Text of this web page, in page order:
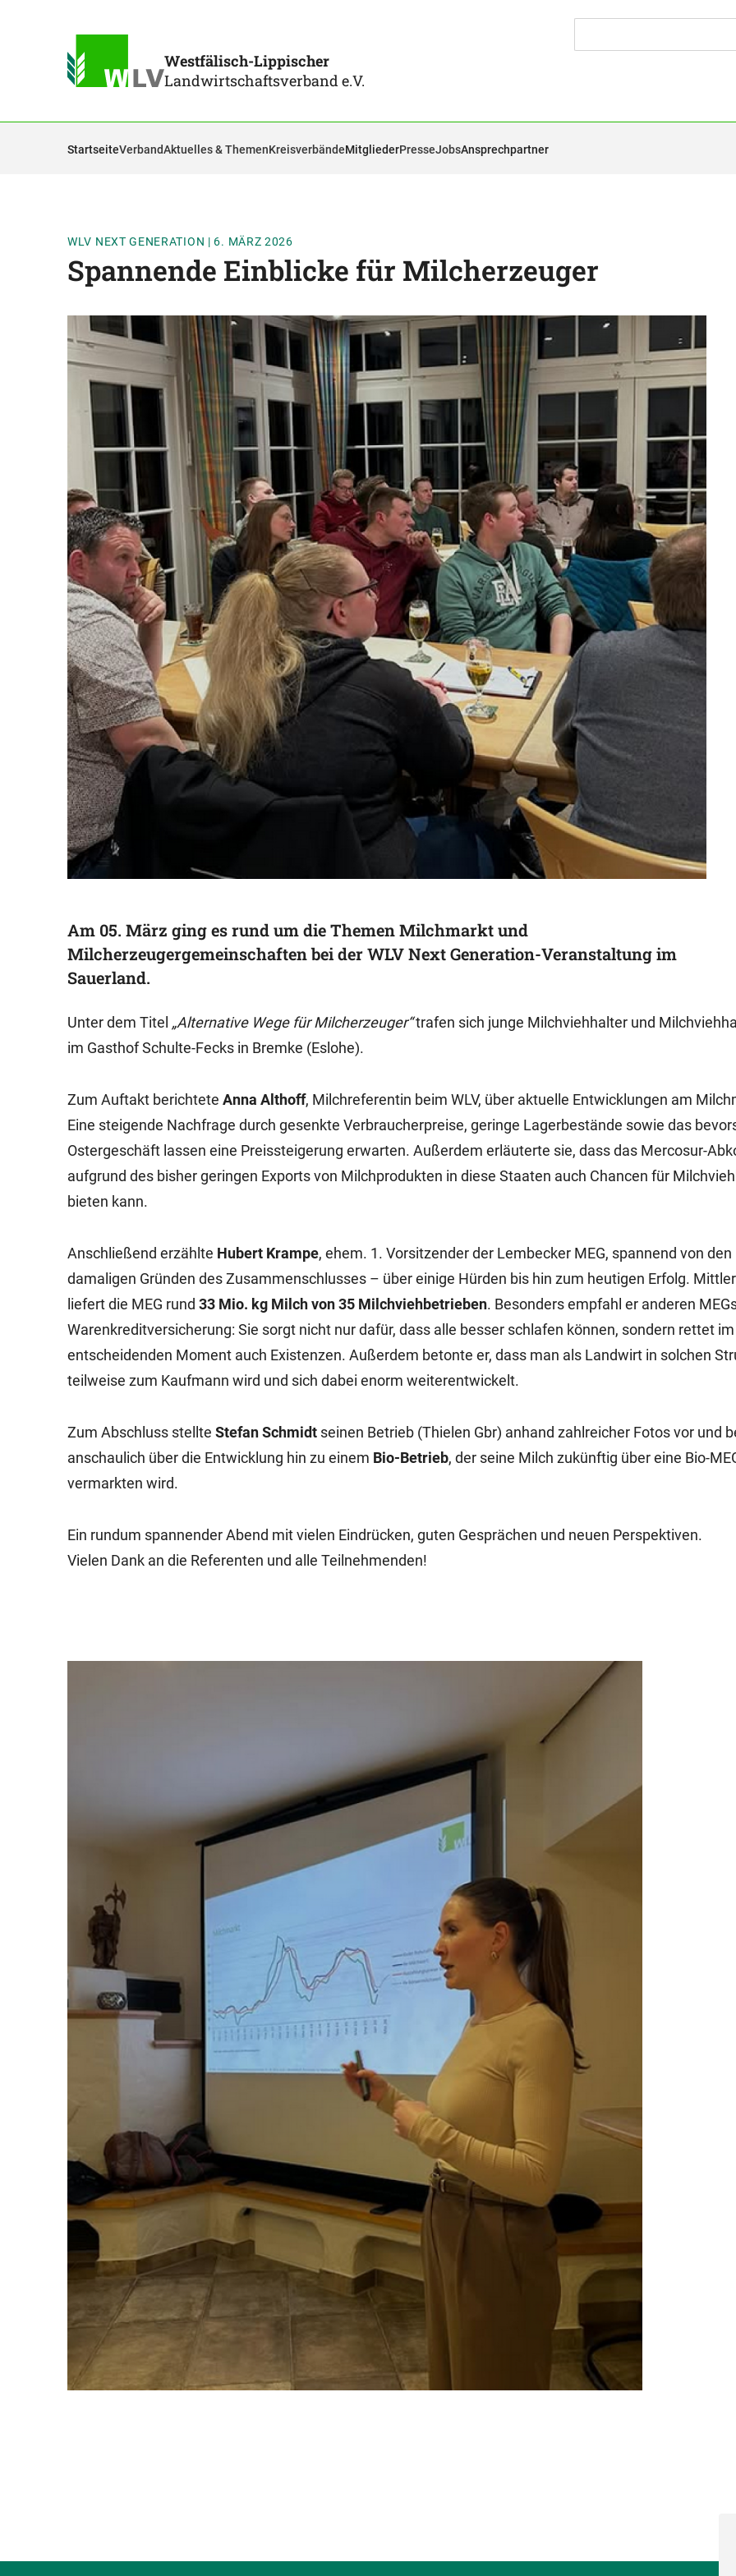
Westfälisch-Lippischer
Landwirtschaftsverband e.V.
StartseiteVerbandAktuelles & ThemenKreisverbändeMitgliederPresseJobsAnsprechpartner
WLV NEXT GENERATION | 6. MÄRZ 2026
Spannende Einblicke für Milcherzeuger
Am 05. März ging es rund um die Themen Milchmarkt und
Milcherzeugergemeinschaften bei der WLV Next Generation-Veranstaltung im
Sauerland.
Unter dem Titel „Alternative Wege für Milcherzeuger“trafen sich junge Milchviehhalter und
im Gasthof Schulte-Fecks in Bremke (Eslohe).
Zum Auftakt berichtete Anna Althoff, Milchreferentin beim WLV, über aktuelle Entwicklungen am
Eine steigende Nachfrage durch gesenkte Verbraucherpreise, geringe Lagerbestände sowie das
Ostergeschäft lassen eine Preissteigerung erwarten. Außerdem erläuterte sie, dass das Mercosur-
aufgrund des bisher geringen Exports von Milchprodukten in diese Staaten auch Chancen für
bieten kann.
Anschließend erzählte Hubert Krampe, ehem. 1. Vorsitzender der Lembecker MEG, spannend von den
damaligen Gründen des Zusammenschlusses – über einige Hürden bis hin zum heutigen Erfolg.
liefert die MEG rund 33 Mio. kg Milch von 35 Milchviehbetrieben. Besonders empfahl er anderen
Warenkreditversicherung: Sie sorgt nicht nur dafür, dass alle besser schlafen können, sondern rettet im
entscheidenden Moment auch Existenzen. Außerdem betonte er, dass man als Landwirt in solchen
teilweise zum Kaufmann wird und sich dabei enorm weiterentwickelt.
Zum Abschluss stellte Stefan Schmidt seinen Betrieb (Thielen Gbr) anhand zahlreicher Fotos vor und
anschaulich über die Entwicklung hin zu einem Bio-Betrieb, der seine Milch zukünftig über eine Bio-
vermarkten wird.
Ein rundum spannender Abend mit vielen Eindrücken, guten Gesprächen und neuen Perspektiven.
Vielen Dank an die Referenten und alle Teilnehmenden!